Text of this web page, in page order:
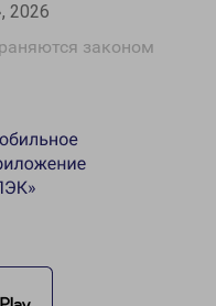
2026
законом